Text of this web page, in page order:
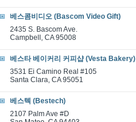
베스콤비디오 (Bascom Video Gift)
2435 S. Bascom Ave.
Campbell, CA 95008
베스타 베이커리 커피샵 (Vesta Bakery)
3531 Ei Camino Real #105
Santa Clara, CA 95051
베스텍 (Bestech)
2107 Palm Ave #D